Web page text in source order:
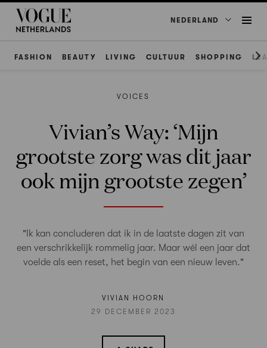
NEDERLAND
FASHION BEAUTY LIVING CULTUUR SHOPPING
VOICES
Vivian’s Way: ‘Mijn
grootste zorg was dit jaar
ook mijn grootste zegen’
"Ik kan concluderen dat ik in de laatste dagen zit van
een verschrikkelijk rommelig jaar. Maar wél een jaar dat
voelde als een reset, het begin van een nieuw leven."
VIVIAN HOORN
29 DECEMBER 2023